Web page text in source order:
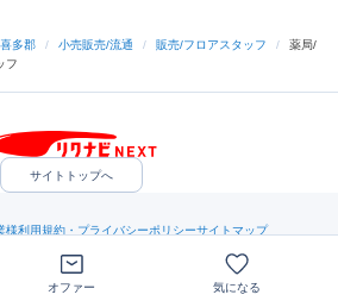
喜多郡 / 小売販売/流通 / 販売/フロアスタッフ /
薬局/
フ
オファー 気になる
サイトトップへ
様利用規約・プライバシーポリシーサイトマップ
（C）Indeed Inc.